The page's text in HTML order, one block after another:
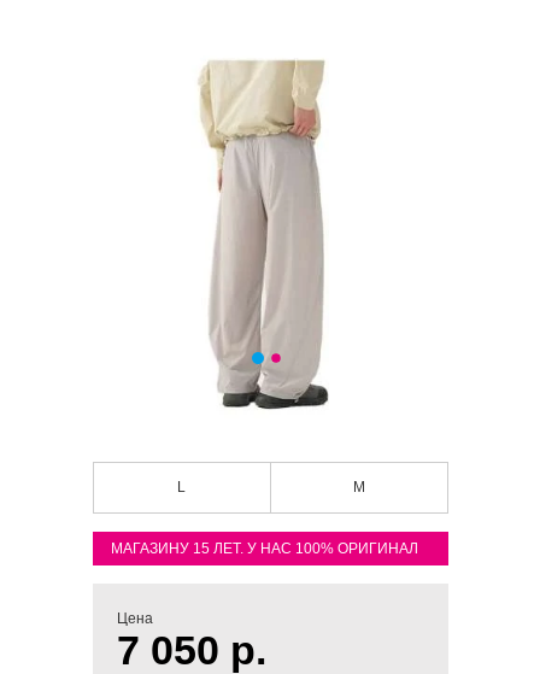
L M
МАГАЗИНУ 15 ЛЕТ. У НАС 100% ОРИГИНАЛ
Цена
7 050 р.